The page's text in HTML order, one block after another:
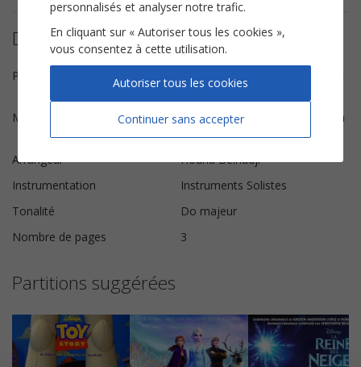
Détails de la partition
Paroles
Kristen Anderson-lopez, Robert
Lopez
Musique
Kristen Anderson-lopez, Kristen
Anderson-lopez
Arrangeur
Houria Belhadji
Instrumentation
Instruments Solistes
Tonalité
Do majeur
Nombre de pages
3
Partitions suggérées
personnalisés et analyser notre trafic.
En cliquant sur « Autoriser tous les cookies »,
vous consentez à cette utilisation.
Continuer sans accepter
Autoriser tous les cookies